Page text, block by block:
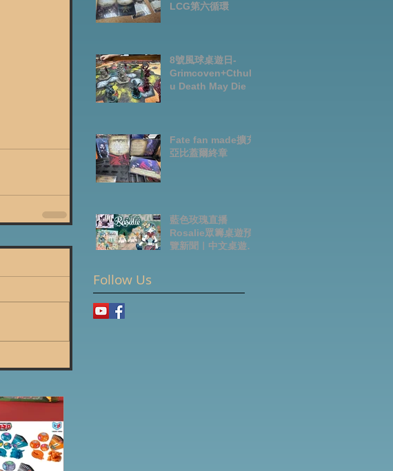
LCG第六循環
8號風球桌遊日-
Grimcoven+Cthulh
u Death May Die
Fate fan made擴充-
亞比蓋爾終章
藍色玫瑰直播
Rosalie眾籌桌遊預
覽新聞｜中文桌遊節
Follow Us